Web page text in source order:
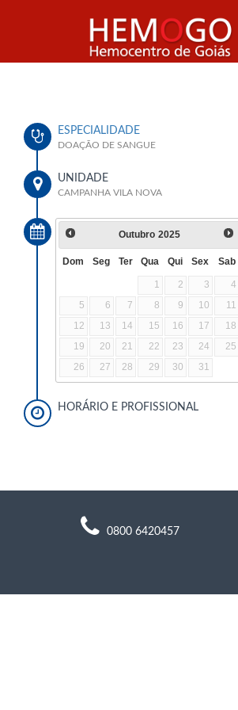
ESPECIALIDADE
DOAÇÃO DE SANGUE
UNIDADE
CAMPANHA VILA NOVA
Outubro 2025
Dom Seg Ter Qua Qui Sex Sab
1 2 3
4
5
6 7 8 9 10
11
12
13 14 15 16 17
18
19
20 21 22 23 24
25
26
27 28 29 30 31
HORÁRIO E PROFISSIONAL
0800 6420457